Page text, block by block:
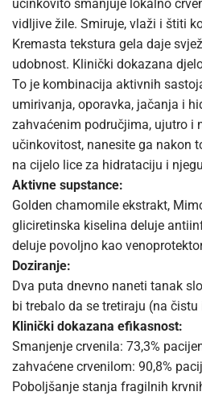
učinkovito smanjuje lokalno
vidljive žile. Smiruje, vlaži i štiti
Kremasta tekstura gela daje
udobnost. Klinički dokazana
To je kombinacija aktivnih
umirivanja, oporavka, jačanja i
zahvaćenim područjima, ujutro i
učinkovitost, nanesite ga nakon
na cijelo lice za hidrataciju i
Aktivne supstance:
Golden chamomile ekstrakt,
gliciretinska kiselina deluje
deluje povoljno kao
Doziranje:
Dva puta dnevno naneti tanak
bi trebalo da se tretiraju (na
Klinički dokazana efikasnost:
Smanjenje crvenila: 73,3%
zahvaćene crvenilom: 90,8%
Poboljšanje stanja fragilnih